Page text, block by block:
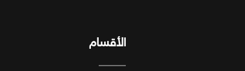
الأقسام